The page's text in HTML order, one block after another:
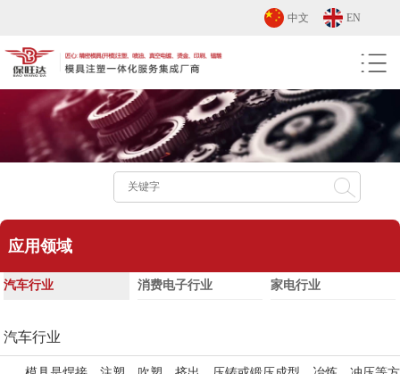
中文 EN
应用领域
汽车行业 消费电子行业 家电行业
汽车行业